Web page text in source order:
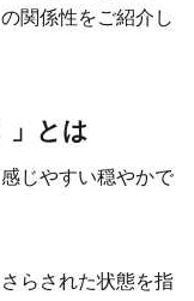
関係性をご紹介し
」とは
じやすい穏やかで
らされた状態を指